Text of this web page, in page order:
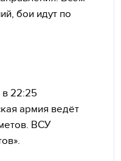
бои идут по
в 22:25
армия ведёт
ВСУ